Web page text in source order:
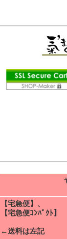
【宅急便】、
【宅急便ｺﾝﾊﾟｸﾄ】
←送料は左記